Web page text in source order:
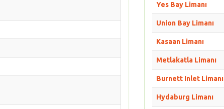
Yes Bay Limanı
Union Bay Limanı
Kasaan Limanı
Metlakatla Limanı
Burnett Inlet Limanı
Hydaburg Limanı